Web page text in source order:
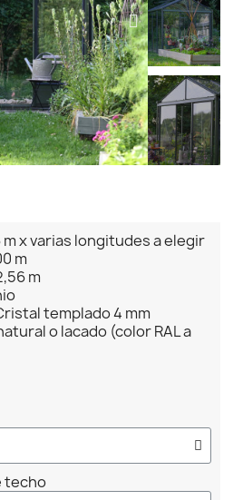
m x varias longitudes a elegir
m
m
templado 4 mm
o lacado (color RAL a
techo